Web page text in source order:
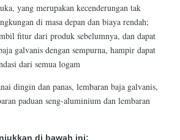
yang merupakan kecenderungan tak
di masa depan dan biaya rendah;
fitur dari produk sebelumnya, dan dapat
galvanis dengan sempurna, hampir dapat
dari semua logam
dingin dan panas, lembaran baja galvanis,
paduan seng-aluminium dan lembaran
di bawah ini: